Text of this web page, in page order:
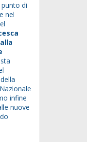
di
nel
infine
nuove